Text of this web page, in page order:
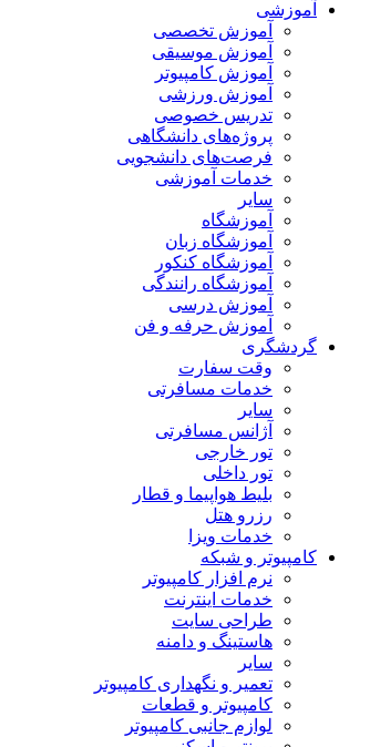
آموزشی
آموزش تخصصی
آموزش موسیقی
آموزش کامپیوتر
آموزش ورزشی
تدریس خصوصی
پروژه‌های دانشگاهی
فرصت‌های دانشجویی
خدمات آموزشی
سایر
آموزشگاه
آموزشگاه زبان
آموزشگاه کنکور
آموزشگاه رانندگی
آموزش درسی
آموزش حرفه و فن
گردشگری
وقت سفارت
خدمات مسافرتی
سایر
آژانس مسافرتی
تور خارجی
تور داخلی
بلیط هواپیما و قطار
رزرو هتل
خدمات ویزا
کامپیوتر و شبکه
نرم افزار کامپیوتر
خدمات اینترنت
طراحی سایت
هاستینگ و دامنه
سایر
تعمیر و نگهداری کامپیوتر
کامپیوتر و قطعات
لوازم جانبی کامپیوتر